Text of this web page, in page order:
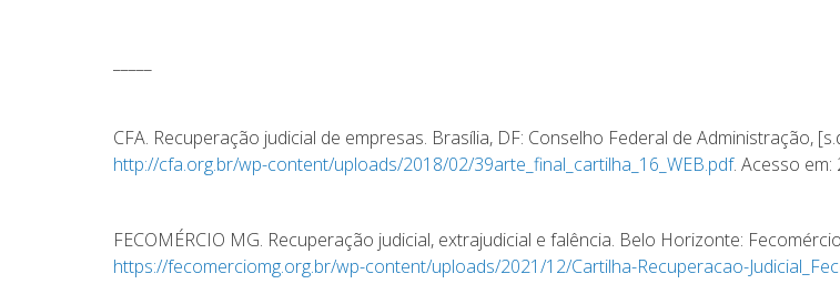
CFA. Recuperação judicial de empresas. Brasília, DF: Conselho Federal de Administração,
http://cfa.org.br/wp-content/uploads/2018/02/39arte_final_ cartilha_16_WEB.pdf. Acesso em:
FECOMÉRCIO MG. Recuperação judicial, extrajudicial e falência. Belo Horizonte:
https://fecomerciomg.org.br/wp-content/uploads/2021/12/Cartilha-Recuperacao-Judicial_